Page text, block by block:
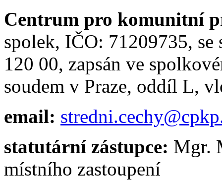
Centrum pro komunitní
spolek, IČO: 71209735, se
120 00, zapsán ve
soudem v Praze, oddíl L,
email:
statutární zástupce: Mgr.
místního zastoupení